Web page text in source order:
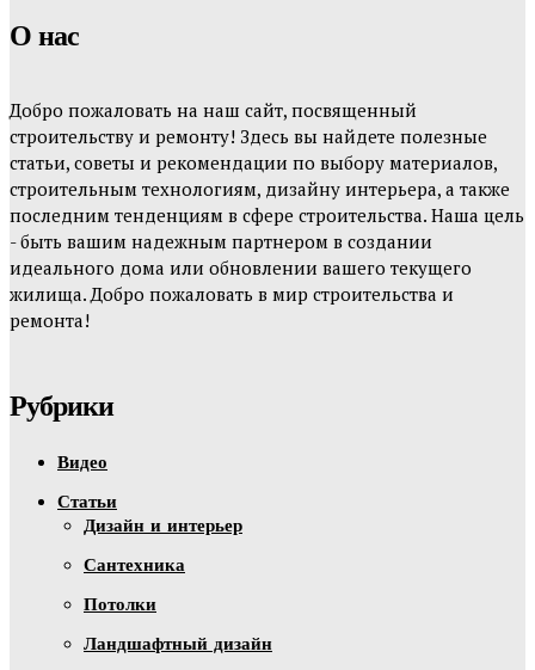
О нас
Добро пожаловать на наш сайт, посвященный
строительству и ремонту! Здесь вы найдете полезные
статьи, советы и рекомендации по выбору материалов,
строительным технологиям, дизайну интерьера, а также
последним тенденциям в сфере строительства. Наша цель
- быть вашим надежным партнером в создании
идеального дома или обновлении вашего текущего
жилища. Добро пожаловать в мир строительства и
ремонта!
Рубрики
Видео
Статьи
Дизайн и интерьер
Сантехника
Потолки
Ландшафтный дизайн